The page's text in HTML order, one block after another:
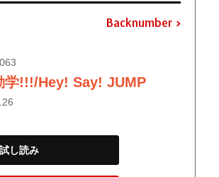
Backnumber
学!!!/Hey! Say! JUMP
試し読み